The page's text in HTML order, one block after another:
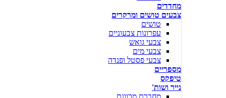
מחדדים
צבעים טושים ומרקרים
טושים
עפרונות צבעוניים
צבעי גואש
צבעי מים
צבעי פסטל ופנדה
מספריים
טיפקס
נייר ושות'
מחברת מכוונת